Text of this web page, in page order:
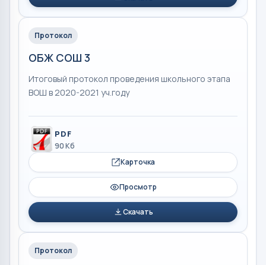
Протокол
ОБЖ СОШ 3
Итоговый протокол проведения школьного этапа
ВОШ в 2020-2021 уч.году
PDF
90 Кб
Карточка
Просмотр
Скачать
Протокол